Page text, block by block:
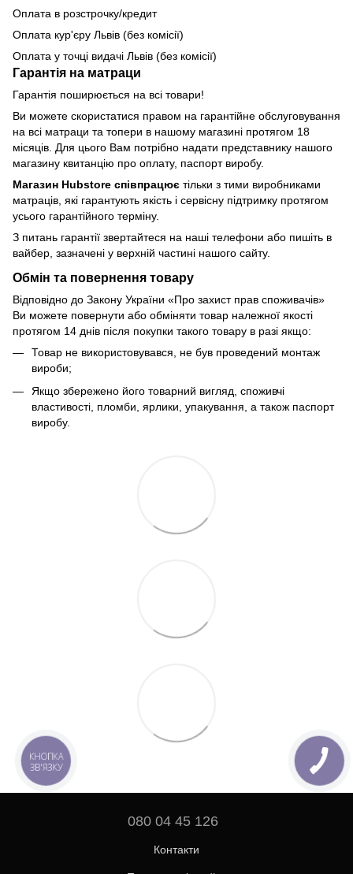
Оплата в розстрочку/кредит
Оплата кур'єру Львів (без комісії)
Оплата у точці видачі Львів (без комісії)
Гарантія на матраци
Гарантія поширюється на всі товари!
Ви можете скористатися правом на гарантійне обслуговування
на всі матраци та топери в нашому магазині протягом 18
місяців. Для цього Вам потрібно надати представнику нашого
магазину квитанцію про оплату, паспорт виробу.
Магазин Hubstore співпрацює тільки з тими виробниками
матраців, які гарантують якість і сервісну підтримку протягом
усього гарантійного терміну.
З питань гарантії звертайтеся на наші телефони або пишіть в
вайбер, зазначені у верхній частині нашого сайту.
Обмін та повернення товару
Відповідно до Закону України «Про захист прав споживачів»
Ви можете повернути або обміняти товар належної якості
протягом 14 днів після покупки такого товару в разі якщо:
Товар не використовувався, не був проведений монтаж
вироби;
Якщо збережено його товарний вигляд, споживчі
властивості, пломби, ярлики, упакування, а також паспорт
виробу.
080 04 45 126
Контакти
КНОПКА
ЗВ'ЯЗКУ